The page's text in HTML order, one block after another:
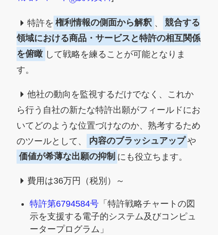
特許を 権利情報の側面から解釈 、
競合する
領域における商品・サービスと特許の相互関係
を俯瞰 して戦略を練ることが可能となりま
す。
他社の動向を監視するだけでなく、これか
ら行う自社の新たな特許出願がフィールドにお
いてどのような位置づけなのか、熟考するため
のツールとして、
内容のブラッシュアップ や
価値が希薄な出願の抑制 にも役立ちます。
費用は36万円（税別）～
特許第6794584号「特許戦略チャートの図
示を支援する電子的システム及びコンピュ
ータープログラム」